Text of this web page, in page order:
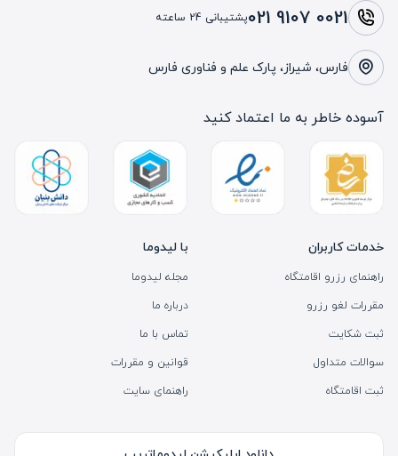
خدمات کاربران
راهنمای رزرو اقامتگاه
مقررات لغو رزرو
ثبت شکایت
سوالات متداول
ثبت اقامتگاه
با لیدوما
مجله لیدوما
درباره ما
تماس با ما
قوانین و مقررات
راهنمای سایت
021 9107 0021پشتیبانی 24 ساعته
فارس، شیراز، پارک علم و فناوری فارس
آسوده خاطر به ما اعتماد کنید